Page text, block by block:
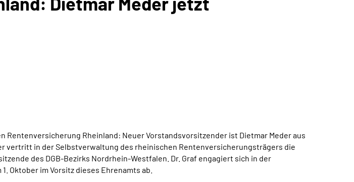
Rheinland: Neuer Vorstandsvorsitzender ist Dietmar Meder aus
vertritt in der Selbstverwaltung des rheinischen Rentenversicherungsträgers die
des DGB-Bezirks Nordrhein-Westfalen. Dr. Graf engagiert sich in der
Oktober im Vorsitz dieses Ehrenamts ab.